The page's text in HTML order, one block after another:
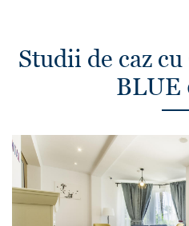
Studii de caz
BLUE